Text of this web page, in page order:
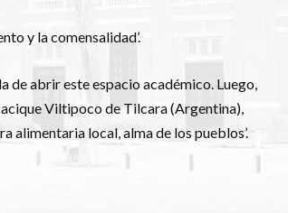
y la comensalidad’.
de abrir este espacio académico. Luego,
Viltipoco de Tilcara (Argentina),
alimentaria local, alma de los pueblos’.